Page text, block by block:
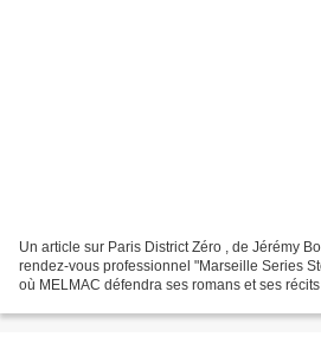
Un article sur Paris District Zéro , de Jérémy
rendez-vous professionnel "Marseille Series
où MELMAC défendra ses romans et ses